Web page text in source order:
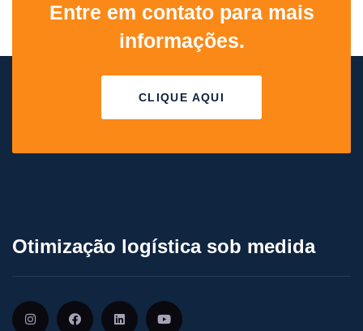
Entre em contato para mais
informações.
CLIQUE AQUI
Otimização logística sob medida